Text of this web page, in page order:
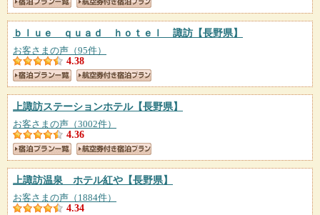
ｂｌｕｅ ｑｕａｄ ｈｏｔｅｌ 諏訪【長野県】
お客さまの声（95件）
4.38
上諏訪ステーションホテル【長野県】
お客さまの声（3002件）
4.36
上諏訪温泉 ホテル紅や 【長野県】
お客さまの声（1884件）
4.34